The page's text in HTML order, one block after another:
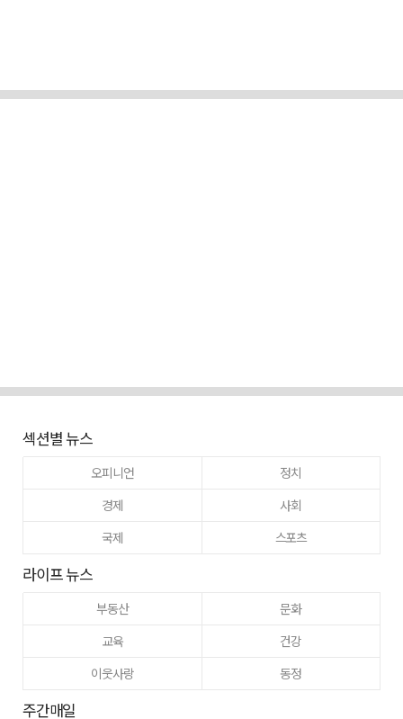
섹션별 뉴스
오피니언
정치
경제
사회
국제
스포츠
라이프 뉴스
부동산
문화
교육
건강
이웃사랑
동정
주간매일